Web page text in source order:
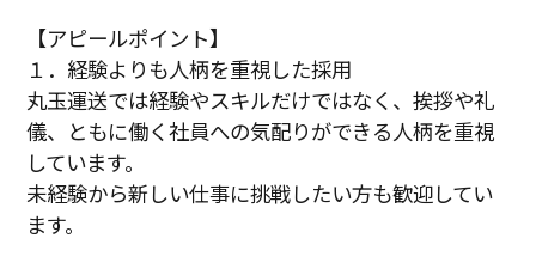
【アピールポイント】
１．経験よりも人柄を重視した採用
丸玉運送では経験やスキルだけではなく、挨拶や礼
儀、ともに働く社員への気配りができる人柄を重視
しています。
未経験から新しい仕事に挑戦したい方も歓迎してい
ます。